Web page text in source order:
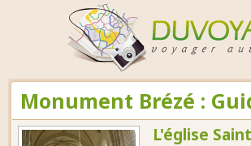
Monument Brézé :
L'église